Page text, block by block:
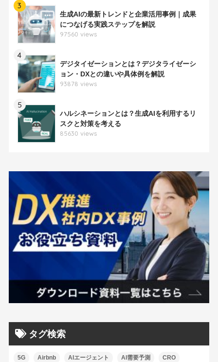
3
生成AIの最新トレンドと企業活用事例｜成果
につなげる実践ステップを解説
97560 views
4
デジタイゼーションとは？デジタライゼーシ
ョン・DXとの違いや具体例を解説
93878 views
5
ハルシネーションとは？生成AIを利用するリ
スクと対策を考える
85630 views
タグ検索
5G Airbnb AIエージェント AI需要予測 CRO